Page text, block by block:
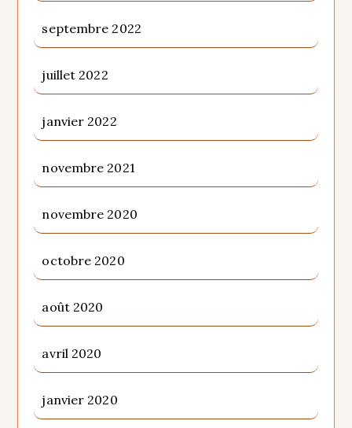
septembre 2022
juillet 2022
janvier 2022
novembre 2021
novembre 2020
octobre 2020
août 2020
avril 2020
janvier 2020